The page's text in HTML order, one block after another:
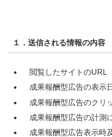
１．送信される情報の内容
閲覧したサイトのURL
成果報酬型広告の表示
成果報酬型広告のクリ
成果報酬型広告の計測
成果報酬型広告表示時